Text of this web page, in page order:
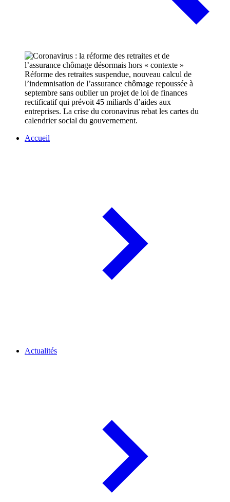
Réforme des retraites suspendue, nouveau calcul de
l’indemnisation de l’assurance chômage repoussée à
septembre sans oublier un projet de loi de finances
rectificatif qui prévoit 45 miliards d’aides aux
entreprises. La crise du coronavirus rebat les cartes du
calendrier social du gouvernement.
Accueil
Actualités